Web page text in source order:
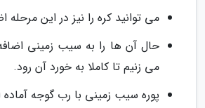
می توانید کره را نیز در این مرحله
حال آن ها را به سیب زمینی
می زنیم تا کاملا به خورد آن رود.
پوره سیب زمینی با رب گوجه